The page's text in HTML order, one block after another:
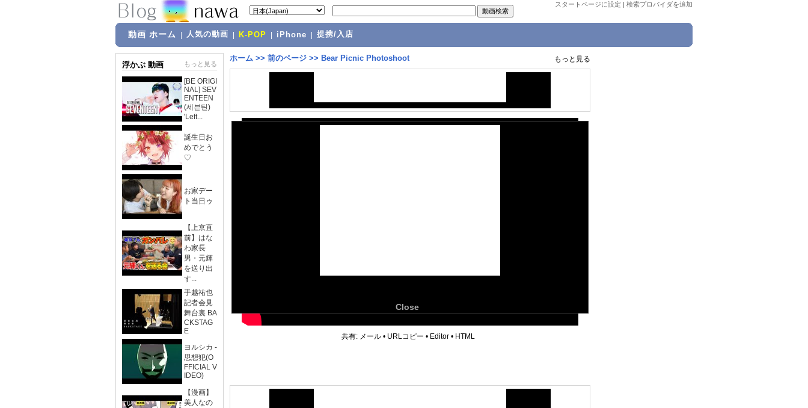
スタートページに設定 | 検索プロバイダを追加
動画 ホーム 人気の動画 K-POP iPhone 提携/入店
浮かぶ 動画 もっと見る
[BE ORIGI
NAL] SEV
ENTEEN
(세븐틴)
'Left...
誕生日お
めでとう
♡
お家デー
ト当日ゥ
【上京直
前】はな
わ家長
男・元輝
を送り出
す...
手越祐也
記者会見
舞台裏 BA
CKSTAG
E
ヨルシカ -
思想犯(O
FFICIAL V
IDEO)
【漫画】
美人なの
ホーム >> 前のページ >> Bear Picnic Photoshoot もっと見る
Close
共有: メール • URLコピー • Editor • HTML